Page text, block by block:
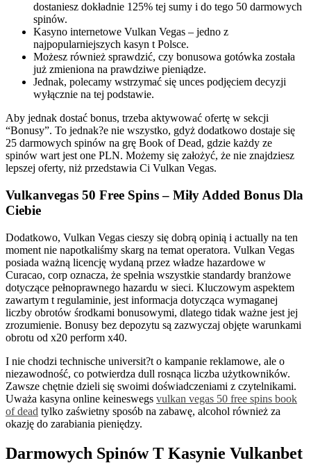
dostaniesz dokładnie 125% tej sumy i do tego 50 darmowych
spinów.
Kasyno internetowe Vulkan Vegas – jedno z
najpopularniejszych kasyn t Polsce.
Możesz również sprawdzić, czy bonusowa gotówka została
już zmieniona na prawdziwe pieniądze.
Jednak, polecamy wstrzymać się unces podjęciem decyzji
wyłącznie na tej podstawie.
Aby jednak dostać bonus, trzeba aktywować ofertę w sekcji
“Bonusy”. To jednak?e nie wszystko, gdyż dodatkowo dostaje się
25 darmowych spinów na grę Book of Dead, gdzie każdy ze
spinów wart jest one PLN. Możemy się założyć, że nie znajdziesz
lepszej oferty, niż przedstawia Ci Vulkan Vegas.
Vulkanvegas 50 Free Spins – Miły Added Bonus Dla
Ciebie
Dodatkowo, Vulkan Vegas cieszy się dobrą opinią i actually na ten
moment nie napotkaliśmy skarg na temat operatora. Vulkan Vegas
posiada ważną licencję wydaną przez władze hazardowe w
Curacao, corp oznacza, że spełnia wszystkie standardy branżowe
dotyczące pełnoprawnego hazardu w sieci. Kluczowym aspektem
zawartym t regulaminie, jest informacja dotycząca wymaganej
liczby obrotów środkami bonusowymi, dlatego tidak ważne jest jej
zrozumienie. Bonusy bez depozytu są zazwyczaj objęte warunkami
obrotu od x20 perform x40.
I nie chodzi technische universit?t o kampanie reklamowe, ale o
niezawodność, co potwierdza dull rosnąca liczba użytkowników.
Zawsze chętnie dzieli się swoimi doświadczeniami z czytelnikami.
Uważa kasyna online keineswegs vulkan vegas 50 free spins book
of dead tylko zaświetny sposób na zabawę, alcohol również za
okazję do zarabiania pieniędzy.
Darmowych Spinów T Kasynie Vulkanbet